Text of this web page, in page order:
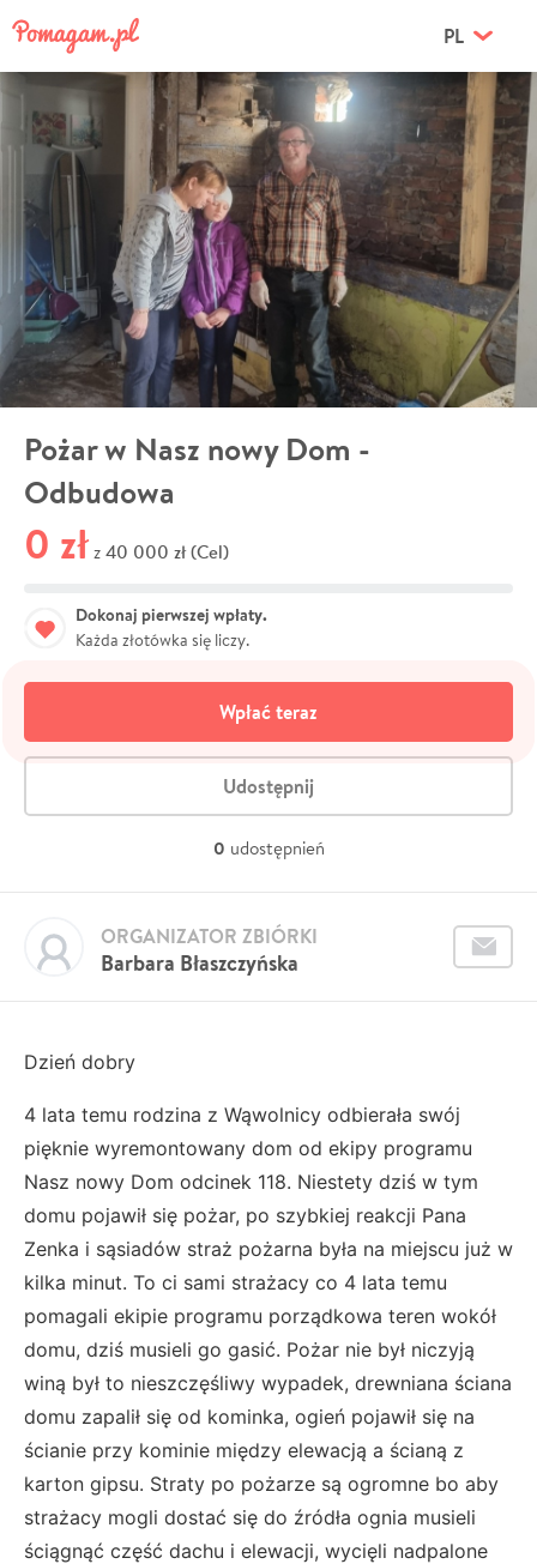
PL
Pożar w Nasz nowy Dom -
Odbudowa
0 zł z 40 000 zł (Cel)
Dokonaj pierwszej wpłaty.
Każda złotówka się liczy.
Wpłać teraz
Udostępnij
0 udostępnień
Barbara Błaszczyńska
ORGANIZATOR ZBIÓRKI
Dzień dobry
4 lata temu rodzina z Wąwolnicy odbierała swój
pięknie wyremontowany dom od ekipy programu
Nasz nowy Dom odcinek 118. Niestety dziś w tym
domu pojawił się pożar, po szybkiej reakcji Pana
Zenka i sąsiadów straż pożarna była na miejscu już w
kilka minut. To ci sami strażacy co 4 lata temu
pomagali ekipie programu porządkowa teren wokół
domu, dziś musieli go gasić. Pożar nie był niczyją
winą był to nieszczęśliwy wypadek, drewniana ściana
domu zapalił się od kominka, ogień pojawił się na
ścianie przy kominie między elewacją a ścianą z
karton gipsu. Straty po pożarze są ogromne bo aby
strażacy mogli dostać się do źródła ognia musieli
ściągnąć część dachu i elewacji, wycięli nadpalone